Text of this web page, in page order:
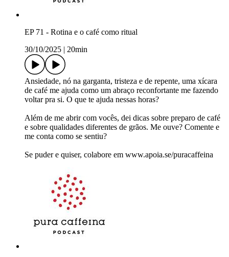
EP 71 - Rotina e o café como ritual
30/10/2025
20min
Ansiedade, nó na garganta, tristeza e de repente, uma xícara
de café me ajuda como um abraço reconfortante me fazendo
voltar pra si. O que te ajuda nessas horas?
Além de me abrir com vocês, dei dicas sobre preparo de café
e sobre qualidades diferentes de grãos. Me ouve? Comente e
me conta como se sentiu?
Se puder e quiser, colabore em ⁠www.apoia.se/puracaffeina